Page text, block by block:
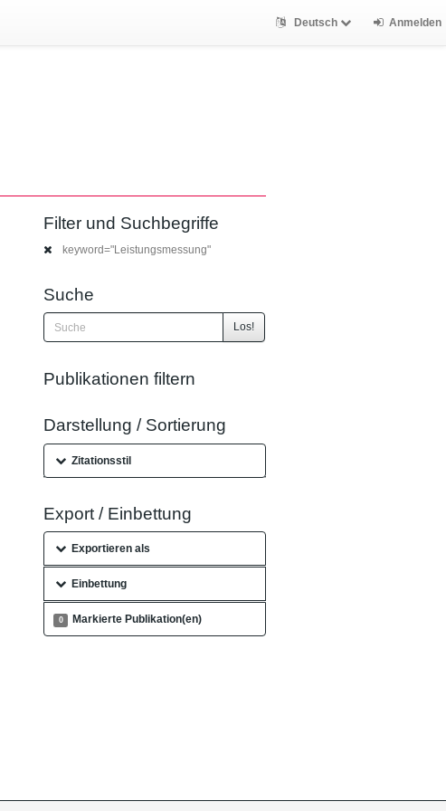
Deutsch Anmelden
Filter und Suchbegriffe
keyword="Leistungsmessung"
Suche
Los!
Publikationen filtern
Darstellung / Sortierung
Zitationsstil
Export / Einbettung
Exportieren als
Einbettung
0 Markierte Publikation(en)